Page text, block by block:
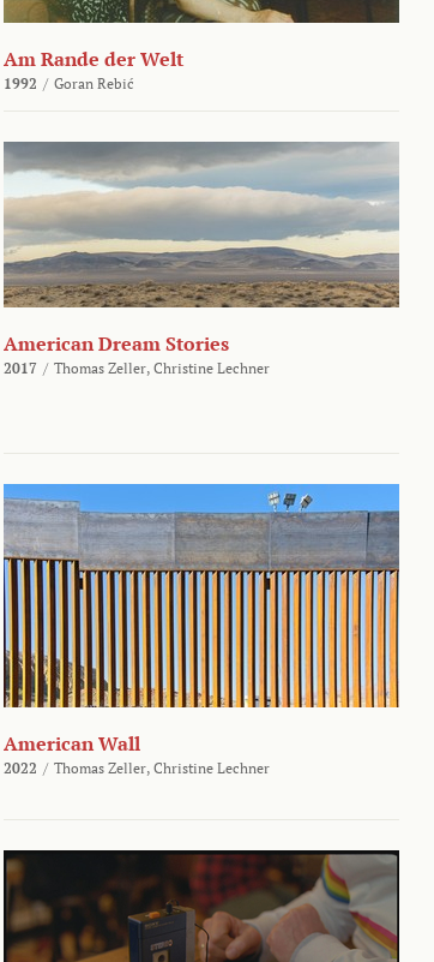
Am Rande der Welt
1992 / Goran Rebić
American Dream Stories
2017 / Thomas Zeller, Christine Lechner
American Wall
2022 / Thomas Zeller, Christine Lechner